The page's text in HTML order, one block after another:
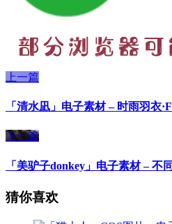
上一篇
「清水凪」电子素材 – 时雨羽衣
下一篇
「美驴子donkey」电子素材 – 不
猜你喜欢